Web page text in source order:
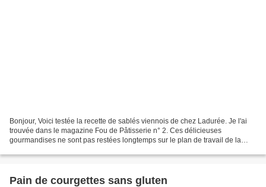
Bonjour, Voici testée la recette de sablés viennois de chez Ladurée. Je l'ai
trouvée dans le magazine Fou de Pâtisserie n° 2. Ces délicieuses
gourmandises ne sont pas restées longtemps sur le plan de travail de la
Pain de courgettes sans gluten